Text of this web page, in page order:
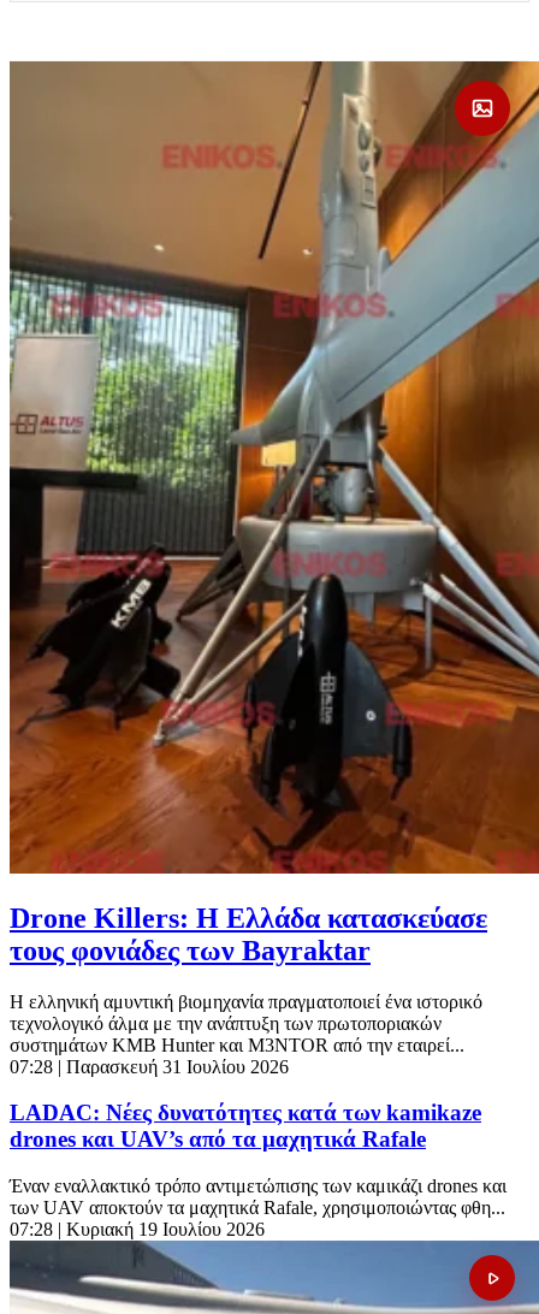
Drone Killers: Η Ελλάδα κατασκεύασε
τους φονιάδες των Bayraktar
Η ελληνική αμυντική βιομηχανία πραγματοποιεί ένα ιστορικό
τεχνολογικό άλμα με την ανάπτυξη των πρωτοποριακών
συστημάτων KMB Hunter και M3NTOR από την εταιρεί...
07:28 | Παρασκευή 31 Ιουλίου 2026
LADAC: Νέες δυνατότητες κατά των kamikaze
drones και UAV’s από τα μαχητικά Rafale
Έναν εναλλακτικό τρόπο αντιμετώπισης των καμικάζι drones και
των UAV αποκτούν τα μαχητικά Rafale, χρησιμοποιώντας φθη...
07:28 | Κυριακή 19 Ιουλίου 2026